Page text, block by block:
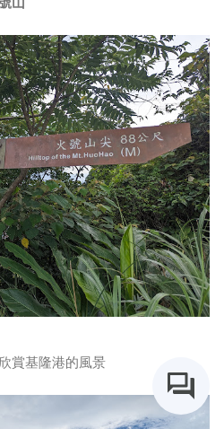
賞基隆港的風景